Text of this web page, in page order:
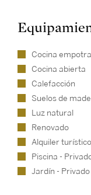
Cocina
Cocina abierta
Calefacción
Suelos de
Luz natural
Renovado
Alquiler turístico
Piscina -
Jardín - Privado